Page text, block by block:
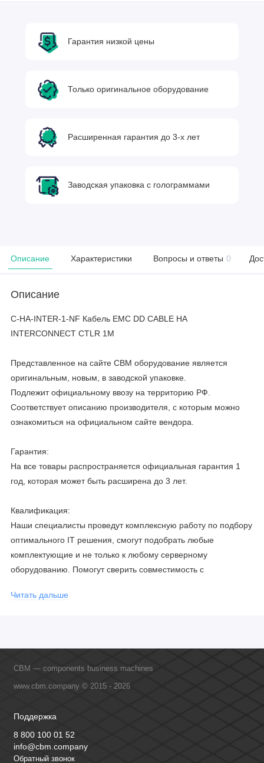
Гарантия низкой цены
Только оригинальное оборудование
Расширенная гарантия до 3-х лет
Заводская упаковка с голограммами
Описание Характеристики Вопросы и ответы 0
Описание
C-HA-INTER-1-NF Кабель EMC DD CABLE HA
INTERCONNECT CTLR 1M
Представленное на сайте CBM оборудование является
оригинальным, новым, в заводской упаковке.
Подлежит официальному ввозу на территорию РФ.
Соответствует описанию производителя, с которым можно
ознакомиться на официальном сайте вендора.
Гарантия:
На все товары распространяется официальная гарантия 1
год, которая может быть расширена до 3 лет.
Квалификация:
Наши специалисты проведут комплексную работу по подбору
оптимального IT решения, смогут подобрать любые
комплектующие и не только к любому серверному
оборудованию. Помогут сверить совместимость с
официальными производителями и проводим регулярное
Читать дальше
CBM — components business machines
www.cbm.company © 2015 - 2026
Поддержка
8 800 100 01 52
info@cbm.company
Обратный звонок